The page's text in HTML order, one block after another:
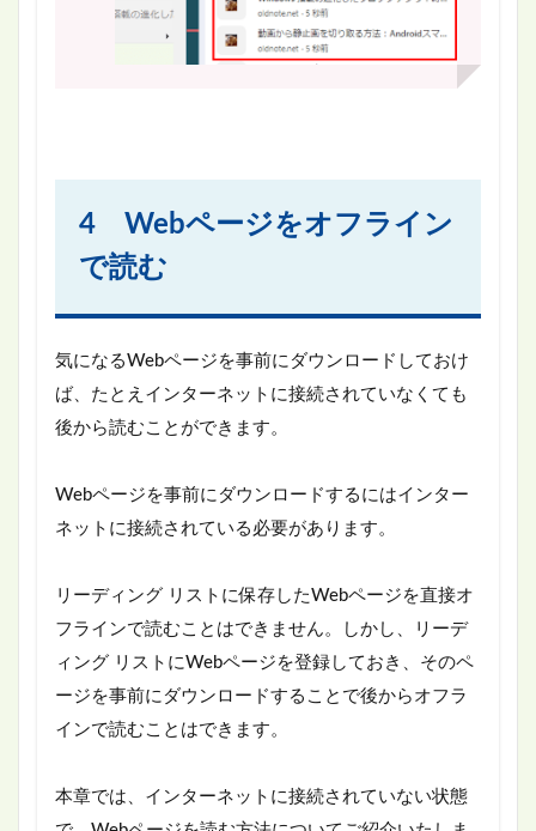
4 Webページをオフライン
で読む
気になるWebページを事前にダウンロードしておけ
ば、たとえインターネットに接続されていなくても
後から読むことができます。
Webページを事前にダウンロードするにはインター
ネットに接続されている必要があります。
リーディング リストに保存したWebページを直接オ
フラインで読むことはできません。しかし、リーデ
ィング リストにWebページを登録しておき、そのペ
ージを事前にダウンロードすることで後からオフラ
インで読むことはできます。
本章では、インターネットに接続されていない状態